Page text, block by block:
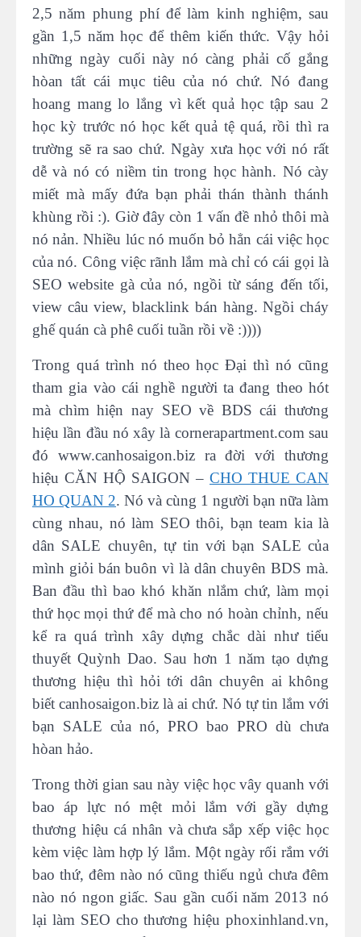
2,5 năm phung phí để làm kinh nghiệm, sau
gần 1,5 năm học để thêm kiến thức. Vậy hỏi
những ngày cuối này nó càng phải cố gắng
hòan tất cái mục tiêu của nó chứ. Nó đang
hoang mang lo lắng vì kết quả học tập sau 2
học kỳ trước nó học kết quả tệ quá, rồi thì ra
trường sẽ ra sao chứ. Ngày xưa học với nó rất
dễ và nó có niềm tin trong học hành. Nó cày
miết mà mấy đứa bạn phải thán thành thánh
khùng rồi :). Giờ đây còn 1 vấn đề nhỏ thôi mà
nó nản. Nhiều lúc nó muốn bỏ hẳn cái việc học
của nó. Công việc rãnh lắm mà chỉ có cái gọi là
SEO website gà của nó, ngồi từ sáng đến tối,
view câu view, blacklink bán hàng. Ngồi cháy
ghế quán cà phê cuối tuần rồi về :))))
Trong quá trình nó theo học Đại thì nó cũng
tham gia vào cái nghề người ta đang theo hót
mà chìm hiện nay SEO về BDS cái thương
hiệu lần đầu nó xây là cornerapartment.com sau
đó www.canhosaigon.biz ra đời với thương
hiệu CĂN HỘ SAIGON – CHO THUE CAN
HO QUAN 2. Nó và cùng 1 người bạn nữa làm
cùng nhau, nó làm SEO thôi, bạn team kia là
dân SALE chuyên, tự tin với bạn SALE của
mình giỏi bán buôn vì là dân chuyên BDS mà.
Ban đầu thì bao khó khăn nlắm chứ, làm mọi
thứ học mọi thứ để mà cho nó hoàn chỉnh, nếu
kể ra quá trình xây dựng chắc dài như tiểu
thuyết Quỳnh Dao. Sau hơn 1 năm tạo dựng
thương hiệu thì hỏi tới dân chuyên ai không
biết canhosaigon.biz là ai chứ. Nó tự tin lắm với
bạn SALE của nó, PRO bao PRO dù chưa
hòan hảo.
Trong thời gian sau này việc học vây quanh với
bao áp lực nó mệt mỏi lắm với gầy dựng
thương hiệu cá nhân và chưa sắp xếp việc học
kèm việc làm hợp lý lắm. Một ngày rối rắm với
bao thứ, đêm nào nó cũng thiếu ngủ chưa đêm
nào nó ngon giấc. Sau gần cuối năm 2013 nó
lại làm SEO cho thương hiệu phoxinhland.vn,